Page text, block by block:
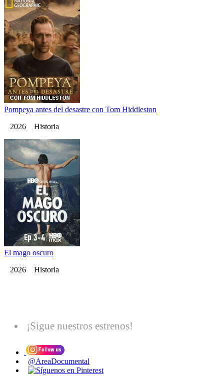
Pompeya antes del desastre con Tom Hiddleston
2026 Historia
El mago oscuro
2026 Historia
¡Sigue nuestros estrenos!
@AreaDocumental